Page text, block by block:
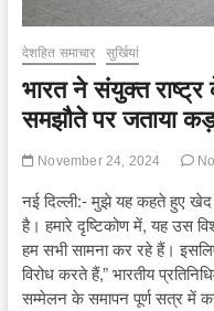
देशहित समाचार सुर्खियां
भारत ने संयुक्त
समझौते पर जताया
November 24, 2024
नई दिल्ली:- मुझे यह कहते हुए खेद
है। हमारे दृष्टिकोण में, यह उस
हम सभी सामना कर रहे हैं।
विरोध करते हैं,” भारतीय
सम्मेलन के समापन पूर्ण सत्र में